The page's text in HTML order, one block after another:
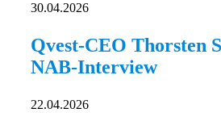
30.04.2026
Qvest-CEO Thorsten
NAB-Interview
22.04.2026